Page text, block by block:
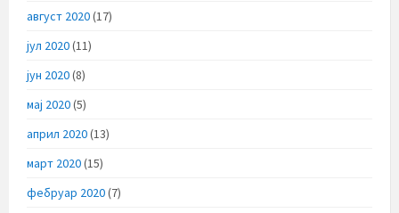
август 2020(17)
јул 2020(11)
јун 2020(8)
мај 2020(5)
април 2020(13)
март 2020(15)
фебруар 2020(7)